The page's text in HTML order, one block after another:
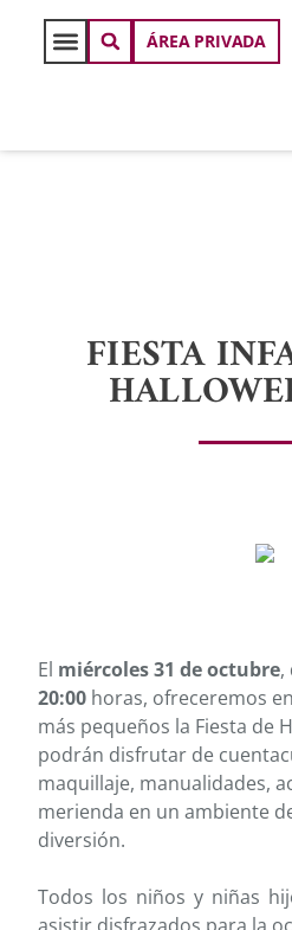
ÁREA PRIVADA
FIESTA
El miércoles 31 de octubre,
20:00 horas, ofreceremos
más pequeños la Fiesta de
podrán disfrutar de
maquillaje, manualidades,
merienda en un ambiente
diversión.
Todos los niños y niñas